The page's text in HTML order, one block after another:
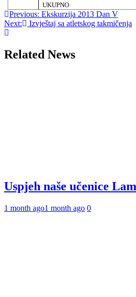
UKUPNO
Post
navigation
Previous: Ekskurzija 2013 Dan V
Next:
Izvještaj sa atletskog takmičenja
Related News
Uspjeh naše učenice
1 month ago1 month ago 0